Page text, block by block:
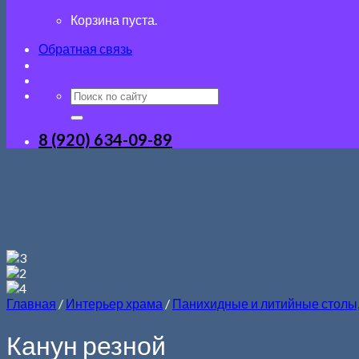
Корзина пуста.
Обратная связь
8 (920) 634-09-89
Главная / Интерьер храма / Панихидные и литийные столы,
Канун резной